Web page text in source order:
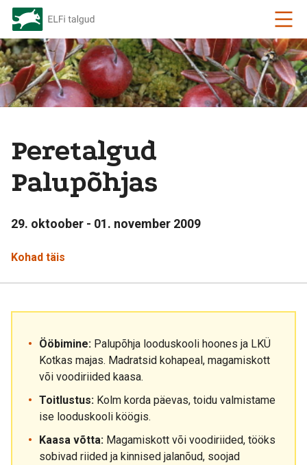
Peretalgud
Palupõhjas
29. oktoober - 01. november 2009
Kohad täis
Ööbimine: Palupõhja looduskooli hoones ja LKÜ
Kotkas majas. Madratsid kohapeal, magamiskott
või voodiriided kaasa.
Toitlustus: Kolm korda päevas, toidu valmistame
ise looduskooli köögis.
Kaasa võtta: Magamiskott või voodiriided, tööks
sobivad riided ja kinnised jalanõud, soojad